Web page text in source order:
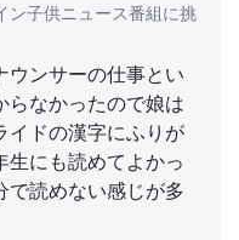
ン子供ニュース番組に挑
ンサーの仕事とい
らなかったので娘は
イドの漢字にふりが
にも読めてよかっ
で読めない感じが多